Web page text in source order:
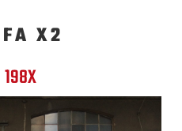
X2
198X